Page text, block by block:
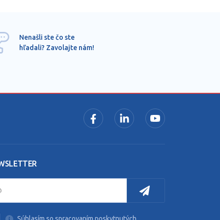
Nenašli ste čo ste
hľadali? Zavolajte nám!